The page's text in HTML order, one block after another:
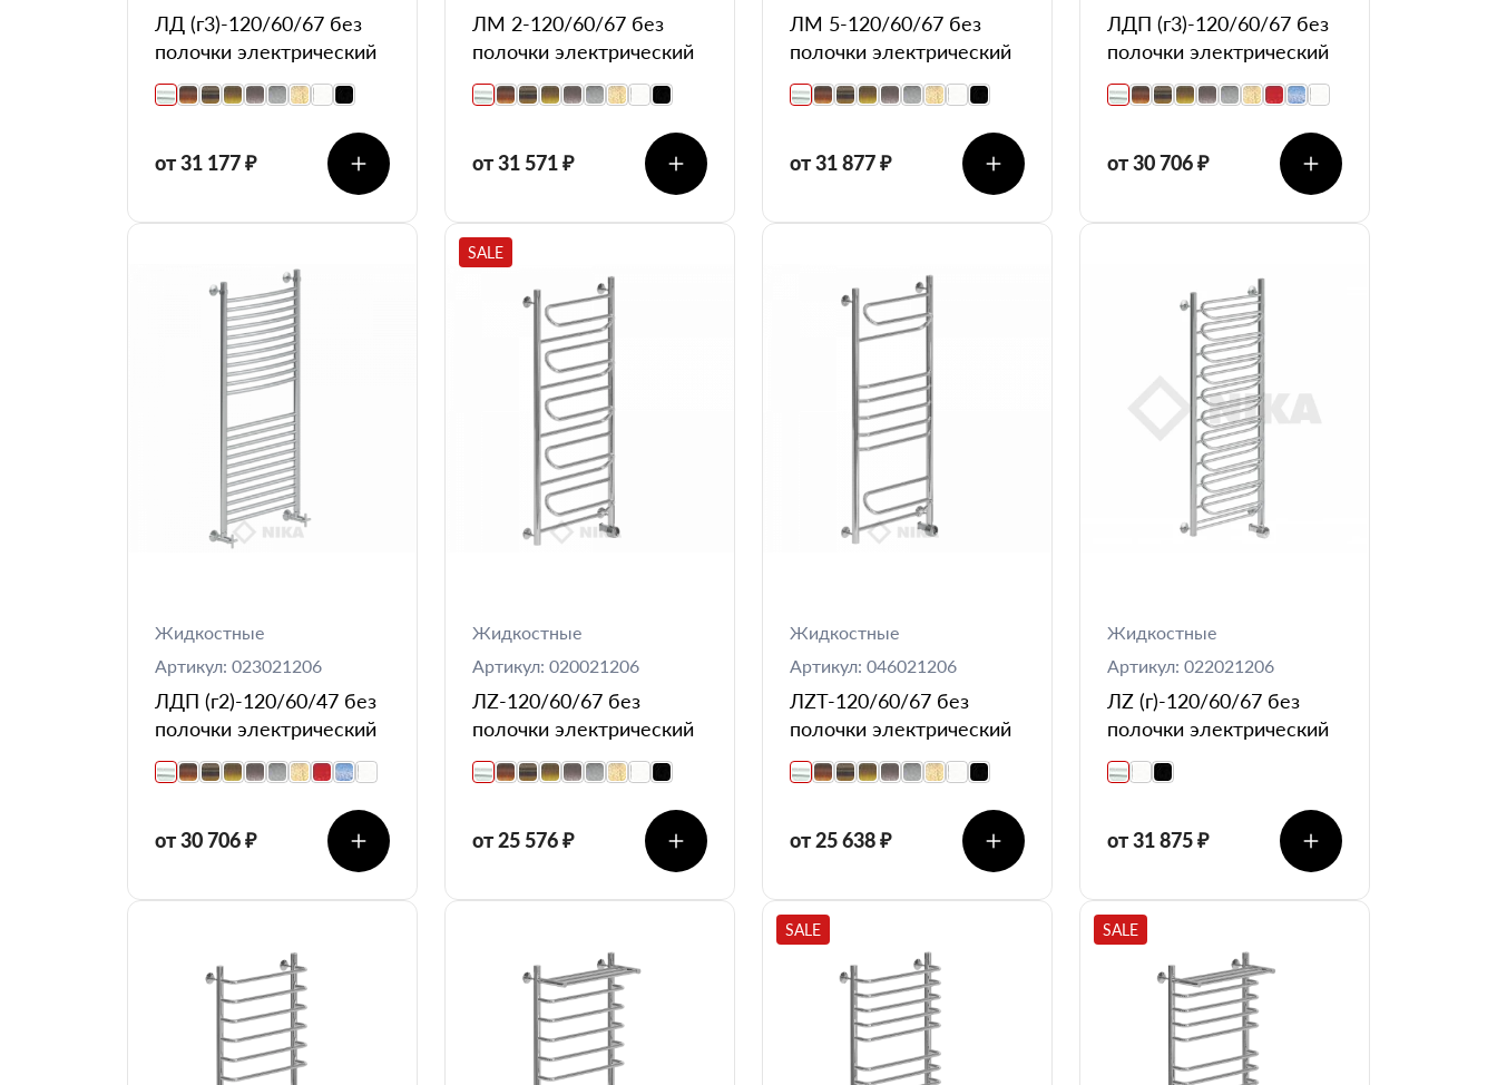
ЛД (г3)-120/60/67 без
полочки электрический
от 31 177 ₽
ЛМ 2-120/60/67 без
полочки электрический
от 31 571 ₽
ЛМ 5-120/60/67 без
полочки электрический
от 31 877 ₽
ЛДП (г3)-120/60/67 без
полочки электрический
от 30 706 ₽
Жидкостные
Артикул: 023021206
ЛДП (г2)-120/60/47 без
полочки электрический
от 30 706 ₽
SALE
Жидкостные
Артикул: 020021206
ЛZ-120/60/67 без
полочки электрический
от 25 576 ₽
Жидкостные
Артикул: 046021206
ЛZT-120/60/67 без
полочки электрический
от 25 638 ₽
Жидкостные
Артикул: 022021206
ЛZ (г)-120/60/67 без
полочки электрический
от 31 875 ₽
SALE SALE